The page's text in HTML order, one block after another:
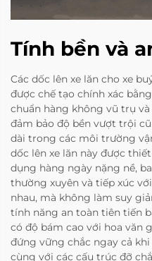
Tính bền và
Các dốc lên xe lăn cho xe
được chế tạo chính xác
chuẩn hàng không vũ trụ
đảm bảo độ bền vượt trội
dài trong các môi trường
dốc lên xe lăn này được
dụng hàng ngày nặng nề,
thường xuyên và tiếp xúc
nhau, mà không làm suy
tính năng an toàn tiên tiến
có độ bám cao với hoa văn
đứng vững chắc ngay cả
cùng với các cấu trúc đỡ